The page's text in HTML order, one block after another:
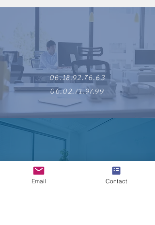
06.18.92.76.63
06.02.71.97.99
Email Contact